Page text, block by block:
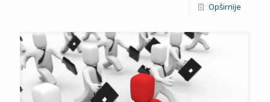
Opširnije